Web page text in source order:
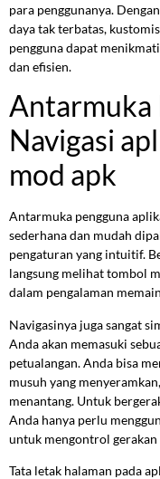
para penggunanya.
daya tak terbatas,
pengguna dapat
dan efisien.
Antarmuka
Navigasi
mod apk
Antarmuka pengguna
sederhana dan mudah
pengaturan yang intuitif.
langsung melihat tombol
dalam pengalaman
Navigasinya juga sangat
Anda akan memasuki
petualangan. Anda bisa
musuh yang
menantang. Untuk
Anda hanya perlu
untuk mengontrol
Tata letak halaman pada